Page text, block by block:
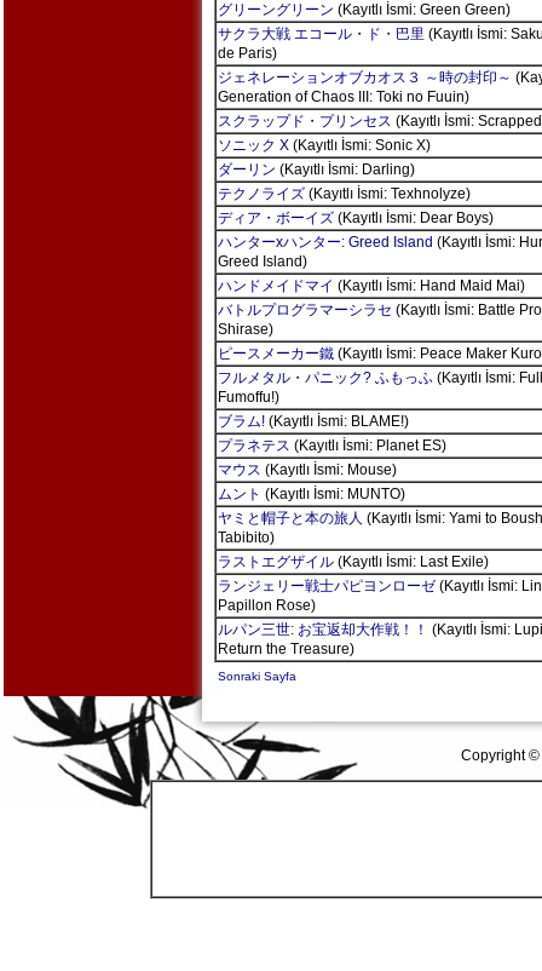
グリーングリーン (Kayıtlı İsmi: Green Green)
サクラ大戦 エコール・ド・巴里 (Kayıtlı İsmi:
de Paris)
ジェネレーションオブカオス３ ～時の封印～
Generation of Chaos III: Toki no Fuuin)
スクラップド・プリンセス (Kayıtlı İsmi:
ソニック X(Kayıtlı İsmi: Sonic X)
ダーリン (Kayıtlı İsmi: Darling)
テクノライズ(Kayıtlı İsmi: Texhnolyze)
ディア・ボーイズ(Kayıtlı İsmi: Dear Boys)
ハンターxハンター: Greed Island (Kayıtlı İsmi:
Greed Island)
ハンドメイドマイ (Kayıtlı İsmi: Hand Maid Mai)
バトルプログラマーシラセ (Kayıtlı İsmi: Battle
Shirase)
ピースメーカー鐵(Kayıtlı İsmi: Peace Maker
フルメタル・パニック? ふもっふ(Kayıtlı İsmi:
Fumoffu!)
ブラム!(Kayıtlı İsmi: BLAME!)
プラネテス (Kayıtlı İsmi: Planet ES)
マウス (Kayıtlı İsmi: Mouse)
ムント (Kayıtlı İsmi: MUNTO)
ヤミと帽子と本の旅人 (Kayıtlı İsmi: Yami to
Tabibito)
ラストエグザイル(Kayıtlı İsmi: Last Exile)
ランジェリー戦士パピヨンローゼ(Kayıtlı İsmi:
Papillon Rose)
ルパン三世: お宝返却大作戦！！ (Kayıtlı İsmi:
Return the Treasure)
Sonraki Sayfa
Copyright ©